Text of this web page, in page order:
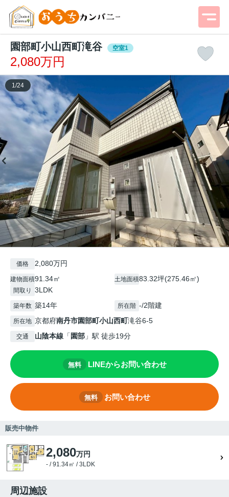
園部町小山西町滝谷 空室1
2,080万円
1 /24
価格 2,080万円
建物面積91.34㎡ 土地面積83.32坪(275.46㎡)
間取り 3LDK
築年数 築14年 所在階 -/2階建
所在地 京都府南丹市園部町小山西町滝谷6-5
交通 山陰本線 「 園部 」駅 徒歩19分
無料 LINEからお問い合わせ
無料 お問い合わせ
販売中物件
2,080万円
- / 91.34㎡ / 3LDK
周辺施設